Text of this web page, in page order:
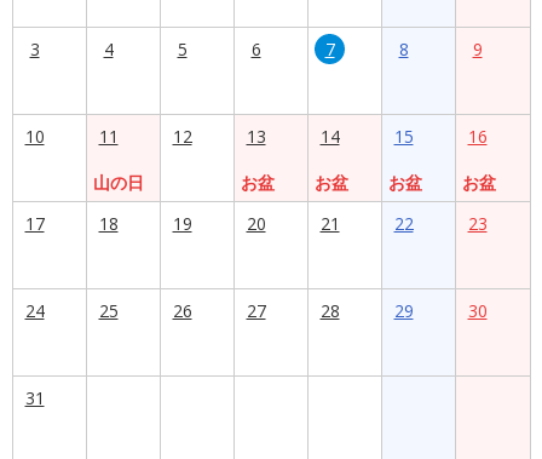
3 4 5 6 7 8 9
10
11
山の日
12
13
お盆
14
お盆
15
お盆
16
お盆
17
18 19 20 21 22 23
24 25 26 27 28 29 30
31